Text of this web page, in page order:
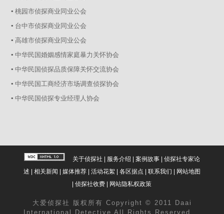
▪ 桃园市侦探商业同业公会
▪ 台中市侦探商业同业公会
▪ 高雄市侦探商业同业公会
▪ 中华民国婚姻感情家庭暴力关怀协会
▪ 中华民国侦探品质保障关怀交流协会
▪ 中华民国工商经济市场调查侦探协会
▪ 中华民国侦探专业经理人协会
关于侦探社 服务介绍 案例故事| 侦探社专家论
述
相关新闻 媒体推荐| 活动花絮| 各区据点 联系我们
网站地图
|侦探社收费 网站隐私权政策
大爱 侦探社
版权所有 Copyright © 2011 Daai
International Detective All Rights Reserved.